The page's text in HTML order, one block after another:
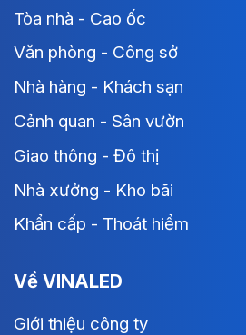
Tòa nhà - Cao ốc
Văn phòng - Công sở
Nhà hàng - Khách sạn
Cảnh quan - Sân vườn
Giao thông - Đô thị
Nhà xưởng - Kho bãi
Khẩn cấp - Thoát hiểm
Về VINALED
Giới thiệu công ty